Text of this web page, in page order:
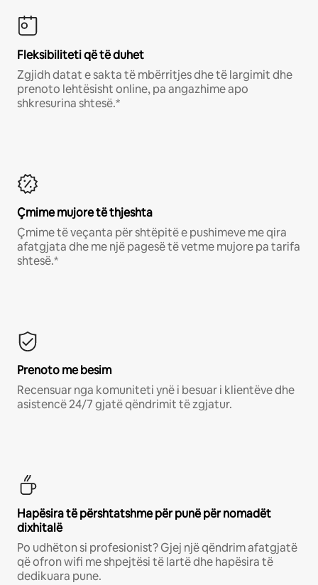
Fleksibiliteti që të duhet
Zgjidh datat e sakta të mbërritjes dhe të largimit dhe
prenoto lehtësisht online, pa angazhime apo
shkresurina shtesë.*
Çmime mujore të thjeshta
Çmime të veçanta për shtëpitë e pushimeve me qira
afatgjata dhe me një pagesë të vetme mujore pa tarifa
shtesë.*
Prenoto me besim
Recensuar nga komuniteti ynë i besuar i klientëve dhe
asistencë 24/7 gjatë qëndrimit të zgjatur.
Hapësira të përshtatshme për punë për nomadët
dixhitalë
Po udhëton si profesionist? Gjej një qëndrim afatgjatë
që ofron wifi me shpejtësi të lartë dhe hapësira të
dedikuara pune.